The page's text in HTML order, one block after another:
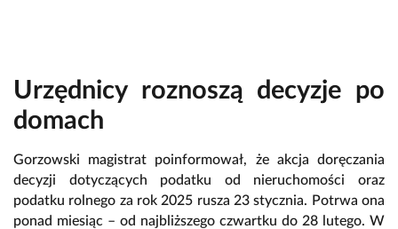
Urzędnicy roznoszą decyzje po
domach
Gorzowski magistrat poinformował, że akcja doręczania
decyzji dotyczących podatku od nieruchomości oraz
podatku rolnego za rok 2025 rusza 23 stycznia. Potrwa ona
ponad miesiąc – od najbliższego czwartku do 28 lutego. W